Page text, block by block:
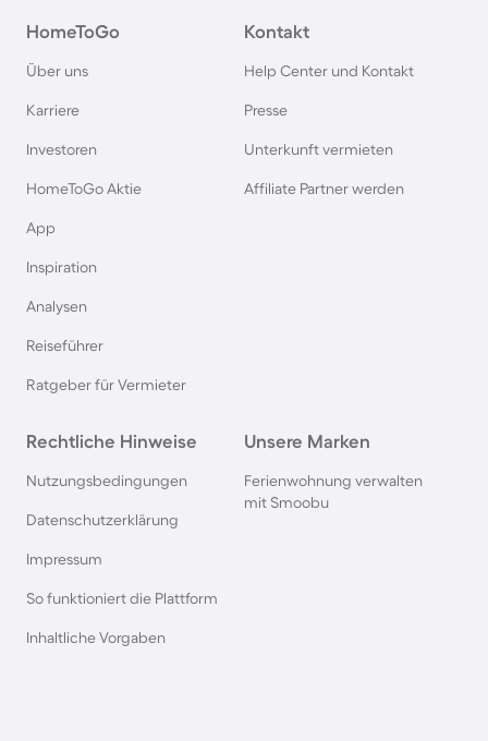
Fincas auf Gran Canaria
Fincas auf Sizilien
Fincas in Portugal
Fincas in Andalusien
Fincas in Norditalien
Fincas auf den Kanaren
HomeToGo
Über uns
Karriere
Investoren
HomeToGo Aktie
App
Inspiration
Analysen
Reiseführer
Ratgeber für Vermieter
Kontakt
Help Center und Kontakt
Presse
Unterkunft vermieten
Affiliate Partner werden
Rechtliche Hinweise
Nutzungsbedingungen
Datenschutzerklärung
Impressum
So funktioniert die Plattform
Inhaltliche Vorgaben
Unsere Marken
Ferienwohnung verwalten
mit Smoobu